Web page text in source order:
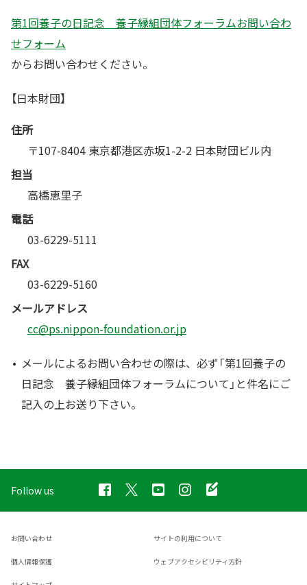
第1回養子の日記念 養子縁組団体フォーラムお問い合わ
せフォーム
からお問い合わせください。
【日本財団】
住所
〒107-8404 東京都港区赤坂1-2-2 日本財団ビル内
担当
高橋恵里子
電話
03-6229-5111
FAX
03-6229-5160
メールアドレス
cc@ps.nippon-foundation.or.jp
メールによるお問い合わせの際は、必ず「第1回養子の
日記念 養子縁組団体フォーラムについて」と件名にご
記入の上お送り下さい。
Follow us
お問い合わせ サイトの利用について
個人情報保護 ウェブアクセシビリティ方針